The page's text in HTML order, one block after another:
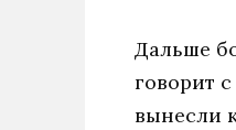
Дальше
говорит
вынесли